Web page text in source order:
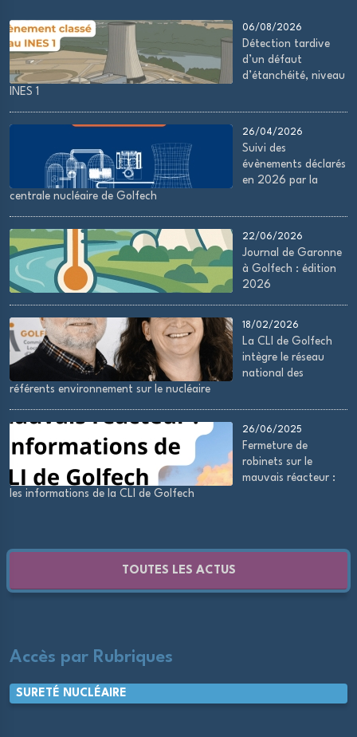
06/08/2026
Détection tardive
d’un défaut
d’étanchéité, niveau
INES 1
26/04/2026
Suivi des
évènements déclarés
en 2026 par la
centrale nucléaire de Golfech
22/06/2026
Journal de Garonne
à Golfech : édition
2026
18/02/2026
La CLI de Golfech
intègre le réseau
national des
référents environnement sur le nucléaire
26/06/2025
Fermeture de
robinets sur le
mauvais réacteur :
les informations de la CLI de Golfech
TOUTES LES ACTUS
Accès par Rubriques
SURETÉ NUCLÉAIRE